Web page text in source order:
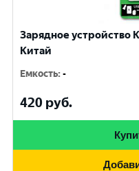
Зарядное устройство
Китай
Емкость:-
420 руб.